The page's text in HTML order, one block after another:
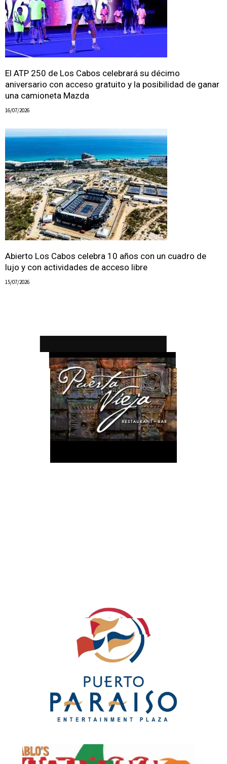
El ATP 250 de Los Cabos celebrará su décimo
aniversario con acceso gratuito y la posibilidad de ganar
una camioneta Mazda
16/07/2026
Abierto Los Cabos celebra 10 años con un cuadro de
lujo y con actividades de acceso libre
15/07/2026